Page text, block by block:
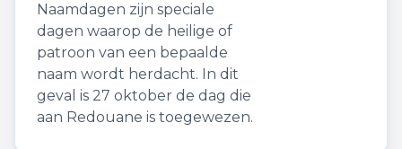
Naamdagen zijn speciale
dagen waarop de heilige of
patroon van een bepaalde
naam wordt herdacht. In dit
geval is 27 oktober de dag die
aan Redouane is toegewezen.